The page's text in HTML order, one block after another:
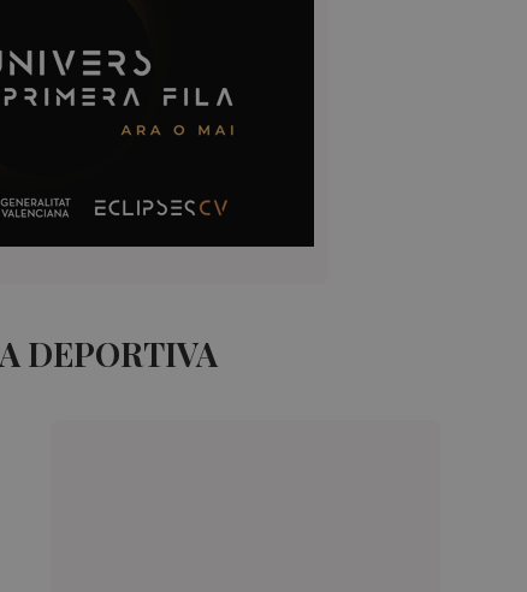
DEPORTIVA